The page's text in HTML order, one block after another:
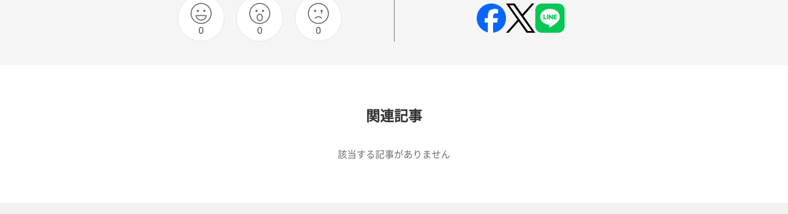
0 0 0
関連記事
該当する記事がありません